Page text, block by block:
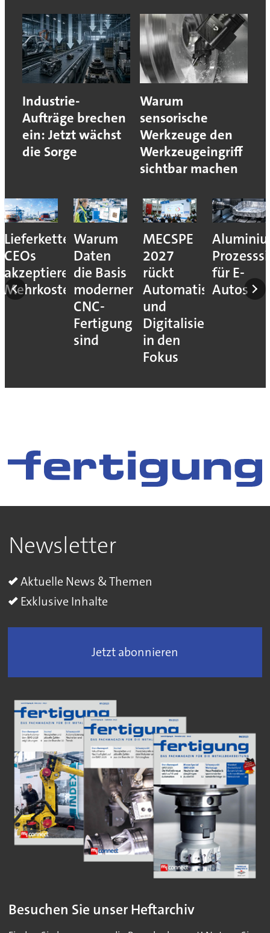
Industrie-
Aufträge brechen
ein: Jetzt wächst
die Sorge
Warum
sensorische
Werkzeuge den
Werkzeugeingriff
sichtbar machen
Lieferkettenresilienz:
CEOs
akzeptieren
Mehrkosten
Warum
Daten
die Basis
moderner
CNC-
Fertigung
sind
MECSPE
2027
rückt
Automatisierung
und
Digitalisierung
in den
Fokus
für E-
Autos
Newsletter
Aktuelle News & Themen
Exklusive Inhalte
Jetzt abonnieren
Besuchen Sie unser Heftarchiv